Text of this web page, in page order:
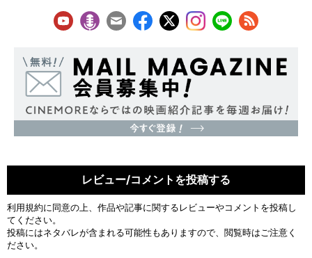
レビュー/コメントを投稿する
利用規約に同意の上、作品や記事に関するレビューやコメントを投稿し
てください。
投稿にはネタバレが含まれる可能性もありますので、閲覧時はご注意く
ださい。